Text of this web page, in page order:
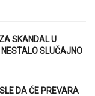
SKANDAL U
SLUČAJNO
DA ĆE PREVARA